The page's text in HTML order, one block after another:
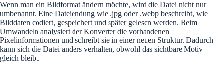
Wenn man ein Bildformat ändern möchte, wird die Datei nicht nur
umbenannt. Eine Dateiendung wie .jpg oder .webp beschreibt, wie
Bilddaten codiert, gespeichert und später gelesen werden. Beim
Umwandeln analysiert der Konverter die vorhandenen
Pixelinformationen und schreibt sie in einer neuen Struktur. Dadurch
kann sich die Datei anders verhalten, obwohl das sichtbare Motiv
gleich bleibt.